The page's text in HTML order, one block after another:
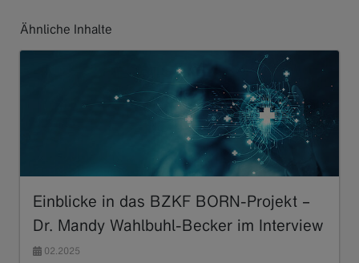
Ähnliche Inhalte
Einblicke in das BZKF BORN-Projekt –
Dr. Mandy Wahlbuhl-Becker im Interview
02.2025